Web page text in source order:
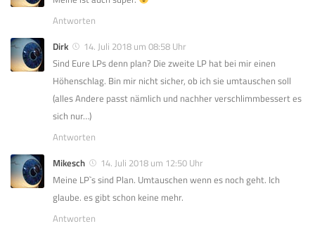
Antworten
Dirk
14. Juli 2018 um 08:58 Uhr
Sind Eure LPs denn plan? Die zweite LP hat bei mir einen
Höhenschlag. Bin mir nicht sicher, ob ich sie umtauschen soll
(alles Andere passt nämlich und nachher verschlimmbessert es
sich nur…)
Antworten
Mikesch
14. Juli 2018 um 12:50 Uhr
Meine LP`s sind Plan. Umtauschen wenn es noch geht. Ich
glaube. es gibt schon keine mehr.
Antworten